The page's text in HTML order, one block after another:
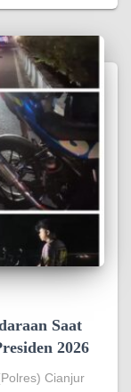
Saat
2026
Cianjur